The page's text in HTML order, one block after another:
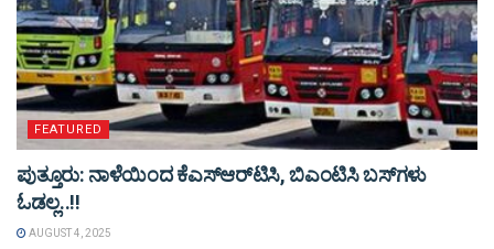
FEATURED
ಪುತ್ತೂರು: ನಾಳೆಯಿಂದ ಕೆಎಸ್​ಆರ್​ಟಿಸಿ, ಬಿಎಂಟಿಸಿ ಬಸ್​ಗಳು​
ಓಡಲ್ಲ..!!
AUGUST 4, 2025